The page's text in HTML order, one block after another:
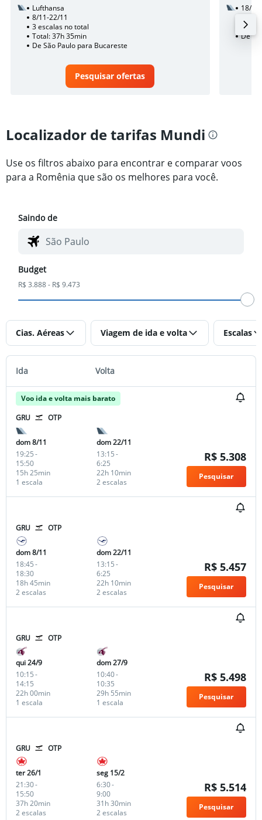
Lufthansa
8/11-22/11
3 escalas no total
Total: 37h 35min
De São Paulo para Bucareste
Pesquisar ofertas
18/8
1
De
Localizador de tarifas Mundi
Use os filtros abaixo para encontrar e comparar voos
para a Romênia que são os melhores para você.
Saindo de
Budget
R$ 3.888 - R$ 9.473
Cias. Aéreas Viagem de ida e volta Escalas
Ida Volta
Voo ida e volta mais barato
GRU
OTP
dom 8/11
19:25-
15:50
1 escala
15h 25min
dom 22/11
13:15-
6:25
2 escalas
22h 10min
R$ 5.308
Pesquisar
GRU OTP
dom 8/11
18:45-
18:30
2 escalas
18h 45min
dom 22/11
13:15-
6:25
2 escalas
22h 10min
R$ 5.457
Pesquisar
GRU OTP
qui 24/9
10:15-
14:15
1 escala
22h 00min
dom 27/9
10:40-
10:35
1 escala
29h 55min
R$ 5.498
Pesquisar
GRU OTP
ter 26/1
21:30-
15:50
2 escalas
37h 20min
seg 15/2
6:30-
9:00
2 escalas
31h 30min
R$ 5.514
Pesquisar